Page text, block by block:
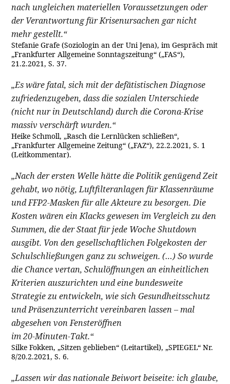
nach ungleichen materiellen Voraussetzungen oder
der Verantwortung für Krisenursachen gar nicht
mehr gestellt.“
Stefanie Grafe (Soziologin an der Uni Jena), im Gespräch mit
„Frankfurter Allgemeine Sonntagszeitung“ („FAS“),
21.2.2021, S. 37.
„Es wäre fatal, sich mit der defätistischen Diagnose
zufriedenzugeben, dass die sozialen Unterschiede
(nicht nur in Deutschland) durch die Corona-Krise
massiv verschärft wurden.“
Heike Schmoll, „Rasch die Lernlücken schließen“,
„Frankfurter Allgemeine Zeitung“ („FAZ“), 22.2.2021, S. 1
(Leitkommentar).
„Nach der ersten Welle hätte die Politik genügend Zeit
gehabt, wo nötig, Luftfilteranlagen für Klassenräume
und FFP2-Masken für alle Akteure zu besorgen. Die
Kosten wären ein Klacks gewesen im Vergleich zu den
Summen, die der Staat für jede Woche Shutdown
ausgibt. Von den gesellschaftlichen Folgekosten der
Schulschließungen ganz zu schweigen. (…) So wurde
die Chance vertan, Schulöffnungen an einheitlichen
Kriterien auszurichten und eine bundesweite
Strategie zu entwickeln, wie sich Gesundheitsschutz
und Präsenzunterricht vereinbaren lassen – mal
abgesehen von Fensteröffnen
im 20-Minuten-Takt.“
Silke Fokken, „Sitzen geblieben“ (Leitartikel), „SPIEGEL“ Nr.
8/20.2.2021, S. 6.
„Lassen wir das nationale Beiwort beiseite: ich glaube,